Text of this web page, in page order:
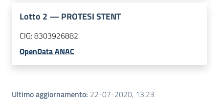
Lotto 2 — PROTESI STENT
CIG:8303926882
OpenData ANAC
Ultimo aggiornamento: 22-07-2020, 13:23